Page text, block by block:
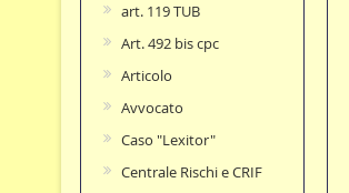
art. 119 TUB
Art. 492 bis cpc
Articolo
Avvocato
Caso "Lexitor"
Centrale Rischi e CRIF